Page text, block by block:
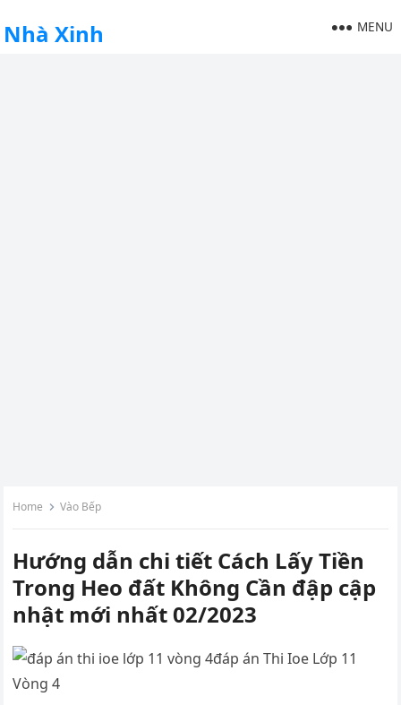
Nhà Xinh MENU
Home Vào Bếp
Hướng dẫn chi tiết Cách Lấy Tiền
Trong Heo đất Không Cần đập cập
nhật mới nhất 02/2023
đáp án Thi Ioe Lớp 11
Vòng 4